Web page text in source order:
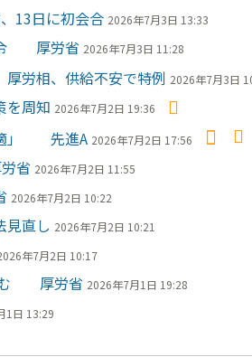
13日に初会合 2026年7月3日 13:33
令 厚労省 2026年7月3日 11:28
労相、供給不安で特例 2026年7月3日
周知 2026年7月2日 19:36
適」 先進A 2026年7月2日 17:56
省 2026年7月2日 11:55
2026年7月2日 10:22
直し 2026年7月2日 10:21
年7月2日 10:17
む 厚労省 2026年7月1日 19:28
1日 13:29